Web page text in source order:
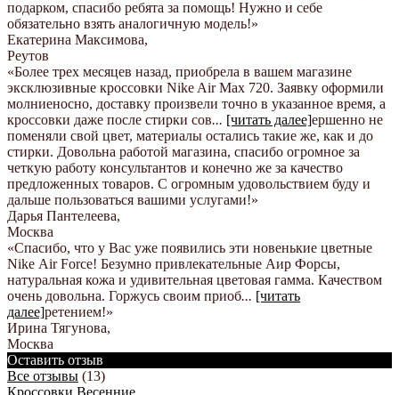
подарком, спасибо ребята за помощь! Нужно и себе
обязательно взять аналогичную модель!»
Екатерина Максимова,
Реутов
«Более трех месяцев назад, приобрела в вашем магазине
эксклюзивные кроссовки Nike Air Max 720. Заявку оформили
молниеносно, доставку произвели точно в указанное время, а
кроссовки даже после стирки сов... [читать далее]ершенно не
поменяли свой цвет, материалы остались такие же, как и до
стирки. Довольна работой магазина, спасибо огромное за
четкую работу консультантов и конечно же за качество
предложенных товаров. С огромным удовольствием буду и
дальше пользоваться вашими услугами!»
Дарья Пантелеева,
Москва
«Спасибо, что у Вас уже появились эти новенькие цветные
Nike Аir Force! Безумно привлекательные Аир Форсы,
натуральная кожа и удивительная цветовая гамма. Качеством
очень довольна. Горжусь своим приоб... [читать
далее]ретением!»
Ирина Тягунова,
Москва
Оставить отзыв
Все отзывы (13)
Кроссовки Весенние